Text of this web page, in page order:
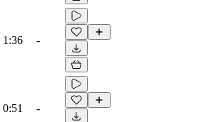
1:36 -
0:51 -